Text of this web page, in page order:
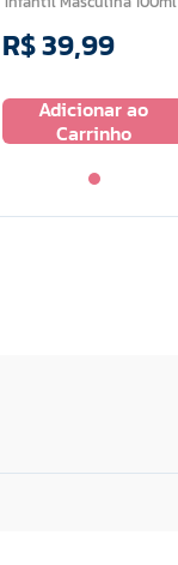
R$39,99
Adicionar ao
Carrinho